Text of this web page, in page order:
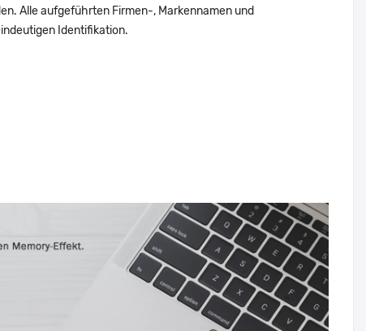
Alle aufgeführten Firmen-, Markennamen und
Identifikation.